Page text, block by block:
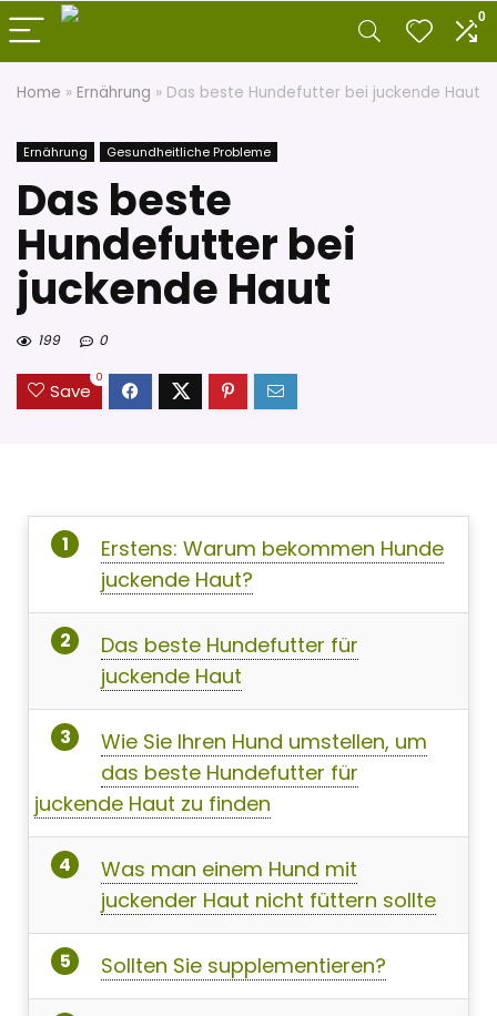
0
Home » Ernährung » Das beste Hundefutter bei juckende Haut
Ernährung Gesundheitliche Probleme
Das beste
Hundefutter bei
juckende Haut
199 0
Save
0
Erstens: Warum bekommen Hunde
juckende Haut?
Das beste Hundefutter für
juckende Haut
Wie Sie Ihren Hund umstellen, um
das beste Hundefutter für
juckende Haut zu finden
Was man einem Hund mit
juckender Haut nicht füttern sollte
Sollten Sie supplementieren?